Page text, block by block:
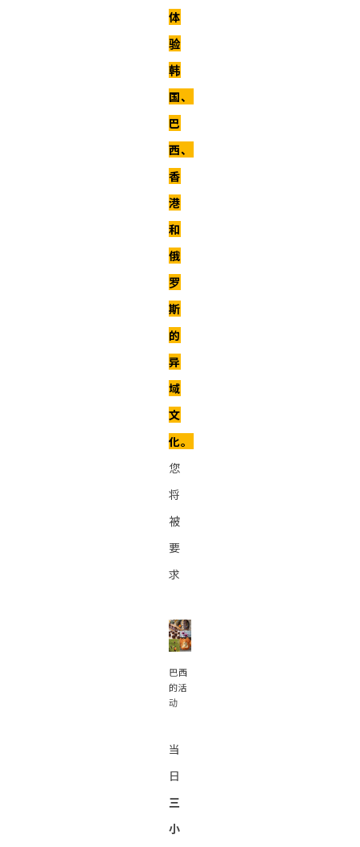
体
验
韩
国、
巴
西、
香
港
和
俄
罗
斯
的
异
域
文
化。
您
将
被
要
求
巴西
的活
动
当
日
三
小